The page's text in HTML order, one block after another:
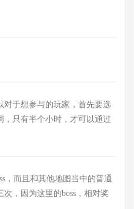
对于想参与的玩家，首先要选
，只有半个小时，才可以通过
，而且和其他地图当中的普通
，因为这里的boss，相对奖